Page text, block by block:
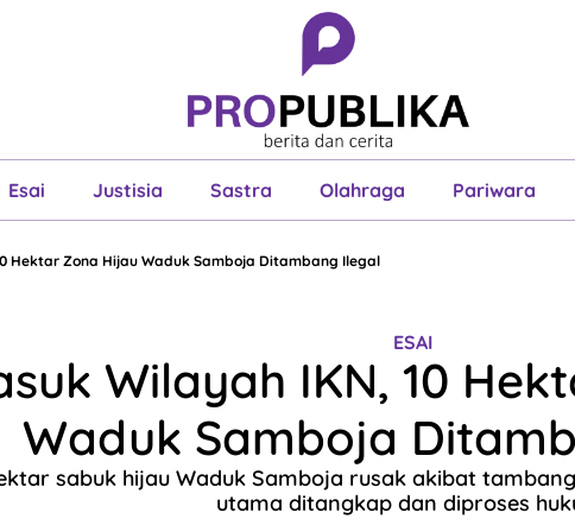
Esai Justisia Sastra Olahraga Pariwara
Berita Cerita Esai Justisia
Pariwara
Hektar Zona Hijau Waduk Samboja Ditambang Ilegal
ESAI
Wilayah IKN, 10
Waduk Samboja
sabuk hijau Waduk Samboja rusak akibat
utama ditangkap dan diproses